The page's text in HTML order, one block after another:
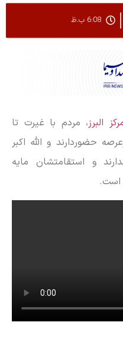
6:08 ب.ظ
البرز، مردم با غیرت تا
حضوردارند و الله اکبر
و استقامتشان مایه
است.